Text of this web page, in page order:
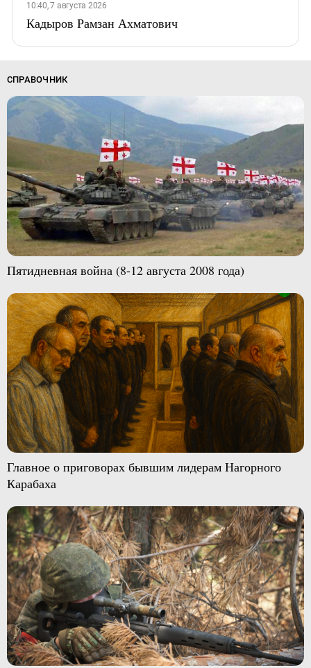
10:40, 7 августа 2026
Кадыров Рамзан Ахматович
СПРАВОЧНИК
Пятидневная война (8-12 августа 2008 года)
Главное о приговорах бывшим лидерам Нагорного
Карабаха